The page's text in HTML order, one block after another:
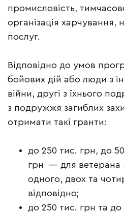
промисловість,
організація харчування,
послуг.
Відповідно до умов
бойових дій або люди з
війни, другі з їхнього
з подружжя загиблих
отримати такі гранти:
до 250 тис. грн, до
грн — для ветерана
одного, двох та
відповідно;
до 250 тис. грн та